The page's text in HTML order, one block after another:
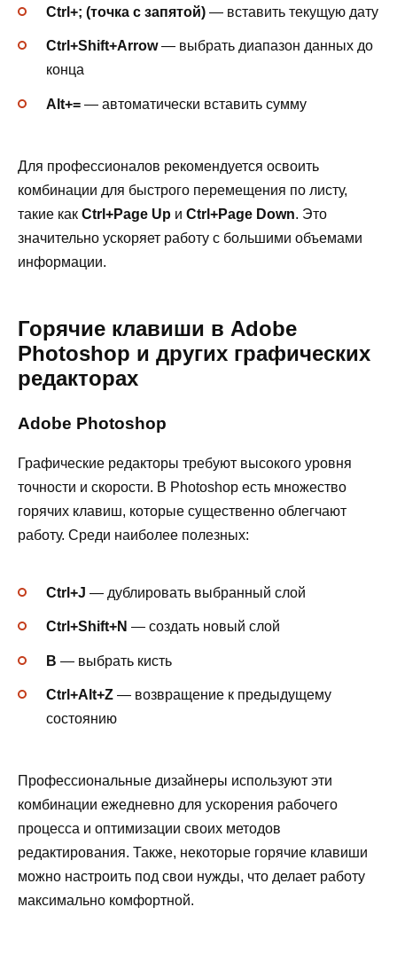
Ctrl+; (точка с запятой) — вставить текущую дату
Ctrl+Shift+Arrow— выбрать диапазон данных до
конца
Alt+= — автоматически вставить сумму
Для профессионалов рекомендуется освоить
комбинации для быстрого перемещения по листу,
такие как Ctrl+Page Up и Ctrl+Page Down. Это
значительно ускоряет работу с большими объемами
информации.
Горячие клавиши в Adobe
Photoshop и других графических
редакторах
Adobe Photoshop
Графические редакторы требуют высокого уровня
точности и скорости. В Photoshop есть множество
горячих клавиш, которые существенно облегчают
работу. Среди наиболее полезных:
Ctrl+J — дублировать выбранный слой
Ctrl+Shift+N — создать новый слой
B — выбрать кисть
Ctrl+Alt+Z — возвращение к предыдущему
состоянию
Профессиональные дизайнеры используют эти
комбинации ежедневно для ускорения рабочего
процесса и оптимизации своих методов
редактирования. Также, некоторые горячие клавиши
можно настроить под свои нужды, что делает работу
максимально комфортной.